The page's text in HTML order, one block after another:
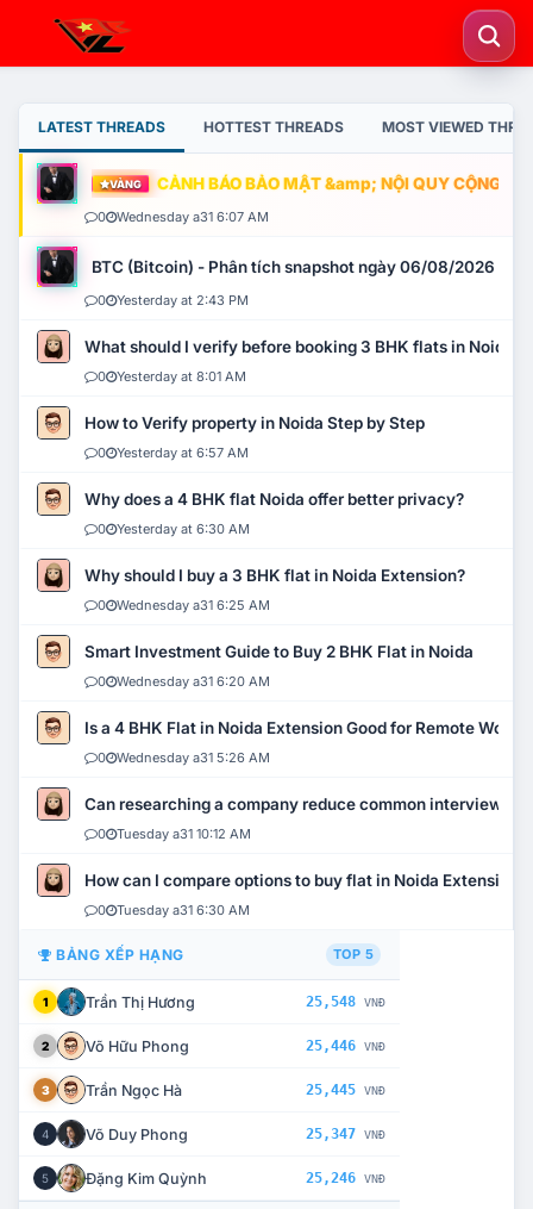
LATEST THREADS HOTTEST THREADS MOST VIEWED
VÀNG CẢNH BÁO BẢO MẬT &amp; NỘI QUY CỘNG
0 Wednesday a31 6:07 AM
BTC (Bitcoin) - Phân tích snapshot ngày 06/08/2026
0 Yesterday at 2:43 PM
What should I verify before booking 3 BHK flats in Noida?
0 Yesterday at 8:01 AM
How to Verify property in Noida Step by Step
0 Yesterday at 6:57 AM
Why does a 4 BHK flat Noida offer better privacy?
0 Yesterday at 6:30 AM
Why should I buy a 3 BHK flat in Noida Extension?
0 Wednesday a31 6:25 AM
Smart Investment Guide to Buy 2 BHK Flat in Noida
0 Wednesday a31 6:20 AM
Is a 4 BHK Flat in Noida Extension Good for Remote Work?
0 Wednesday a31 5:26 AM
Can researching a company reduce common interview
0 Tuesday a31 10:12 AM
How can I compare options to buy flat in Noida Extension?
0 Tuesday a31 6:30 AM
BẢNG XẾP HẠNG TOP 5
1 Trần Thị Hương 25,548 VNĐ
2 Võ Hữu Phong 25,446 VNĐ
3 Trần Ngọc Hà 25,445 VNĐ
4 Võ Duy Phong 25,347 VNĐ
5 Đặng Kim Quỳnh 25,246 VNĐ